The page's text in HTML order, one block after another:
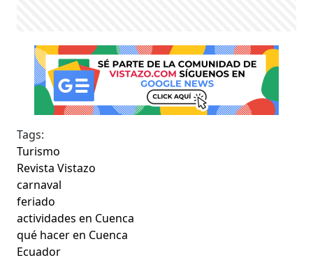
Tags:
Turismo
Revista Vistazo
carnaval
feriado
actividades en Cuenca
qué hacer en Cuenca
Ecuador